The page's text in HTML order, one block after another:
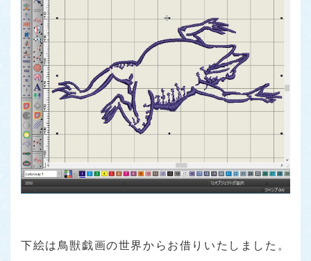
下絵は鳥獣戯画の世界からお借りいたしました。